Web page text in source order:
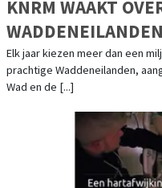
KNRM WAAKT
WADDENEILANDEN
Elk jaar kiezen meer dan een
prachtige Waddeneilanden,
Wad en de [...]